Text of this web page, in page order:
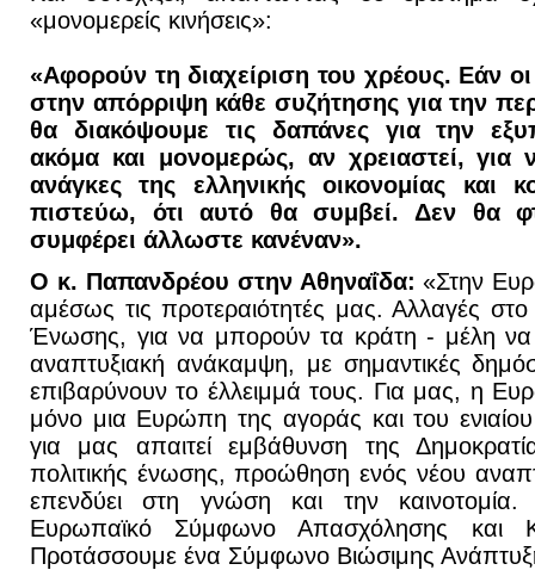
«μονομερείς κινήσεις»:
«Αφορούν τη διαχείριση του χρέους. Εάν
στην απόρριψη κάθε συζήτησης για την
θα διακόψουμε τις δαπάνες για την
ακόμα και μονομερώς, αν χρειαστεί, για
ανάγκες της ελληνικής οικονομίας και
πιστεύω, ότι αυτό θα συμβεί. Δεν θα
συμφέρει άλλωστε κανέναν».
Ο κ. Παπανδρέου στην Αθηναΐδα: «Στην
αμέσως τις προτεραιότητές μας. Αλλαγές
Ένωσης, για να μπορούν τα κράτη - μέλη
αναπτυξιακή ανάκαμψη, με σημαντικές
επιβαρύνουν το έλλειμμά τους. Για μας, η
μόνο μια Ευρώπη της αγοράς και του
για μας απαιτεί εμβάθυνση της
πολιτικής ένωσης, προώθηση ενός νέου
επενδύει στη γνώση και την
Ευρωπαϊκό Σύμφωνο Απασχόλησης και
Προτάσσουμε ένα Σύμφωνο Βιώσιμης